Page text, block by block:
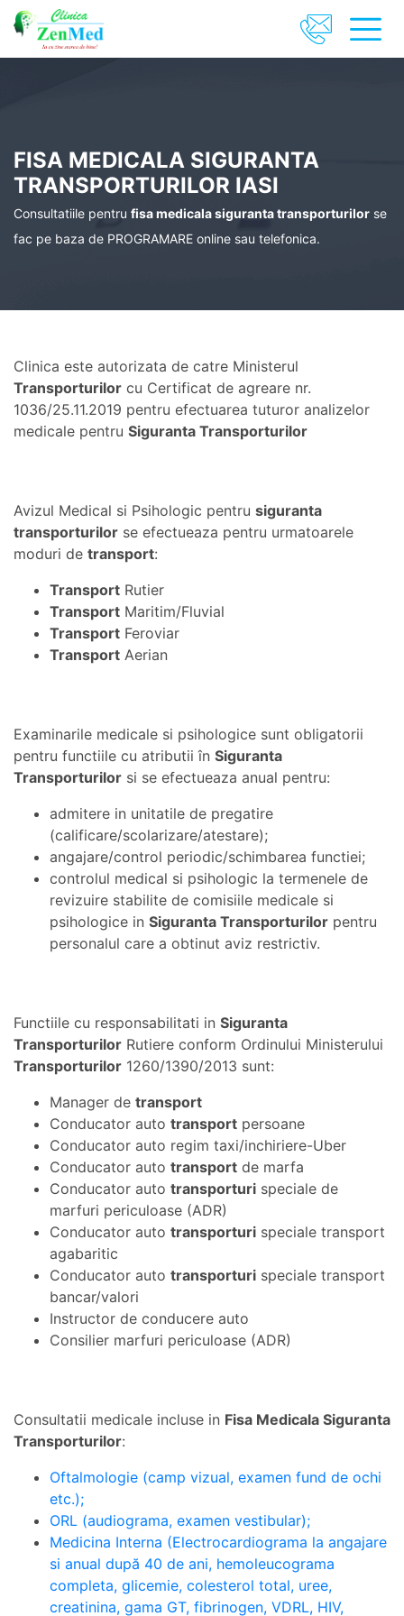
FISA MEDICALA SIGURANTA
TRANSPORTURILOR IASI
Consultatiile pentru fisa medicala siguranta transporturilor se
fac pe baza de PROGRAMARE online sau telefonica.
Clinica este autorizata de catre Ministerul
Transporturilor cu Certificat de agreare nr.
1036/25.11.2019 pentru efectuarea tuturor analizelor
medicale pentru Siguranta Transporturilor
Avizul Medical si Psihologic pentru siguranta
transporturilor se efectueaza pentru urmatoarele
moduri de transport:
Transport Rutier
Transport Maritim/Fluvial
Transport Feroviar
Transport Aerian
Examinarile medicale si psihologice sunt obligatorii
pentru functiile cu atributii în Siguranta
Transporturilor si se efectueaza anual pentru:
admitere in unitatile de pregatire
(calificare/scolarizare/atestare);
angajare/control periodic/schimbarea functiei;
controlul medical si psihologic la termenele de
revizuire stabilite de comisiile medicale si
psihologice in Siguranta Transporturilor pentru
personalul care a obtinut aviz restrictiv.
Functiile cu responsabilitati in Siguranta
Transporturilor Rutiere conform Ordinului Ministerului
Transporturilor 1260/1390/2013 sunt:
Manager de transport
Conducator auto transport persoane
Conducator auto regim taxi/inchiriere-Uber
Conducator auto transport de marfa
Conducator auto transporturi speciale de
marfuri periculoase (ADR)
Conducator auto transporturi speciale transport
agabaritic
Conducator auto transporturi speciale transport
bancar/valori
Instructor de conducere auto
Consilier marfuri periculoase (ADR)
Consultatii medicale incluse in Fisa Medicala Siguranta
Transporturilor:
Oftalmologie (camp vizual, examen fund de ochi
etc.);
ORL (audiograma, examen vestibular);
Medicina Interna (Electrocardiograma la angajare
si anual după 40 de ani, hemoleucograma
completa, glicemie, colesterol total, uree,
creatinina, gama GT, fibrinogen, VDRL, HIV,